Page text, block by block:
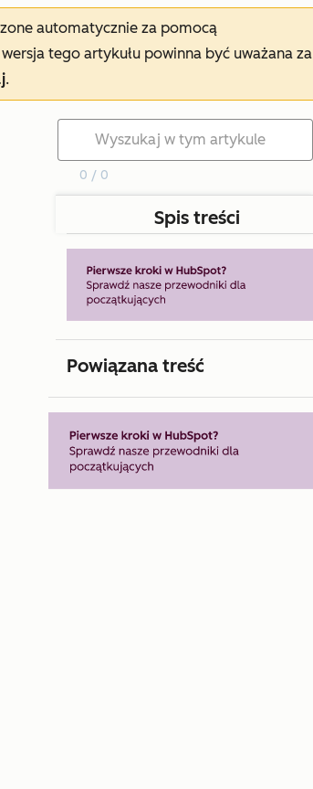
automatycznie za pomocą
tego artykułu powinna być uważana za
.
0 / 0
Spis treści
Powiązana treść